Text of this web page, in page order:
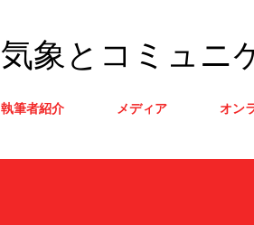
気象とコミュニ
執筆者紹介 メディア オン